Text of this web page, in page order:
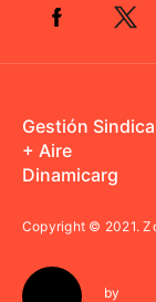
Gestión
+ Aire
Dinamicarg
Copyright © 2021.
by